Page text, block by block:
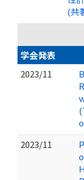
(共
学会発表
2023/11
2023/11